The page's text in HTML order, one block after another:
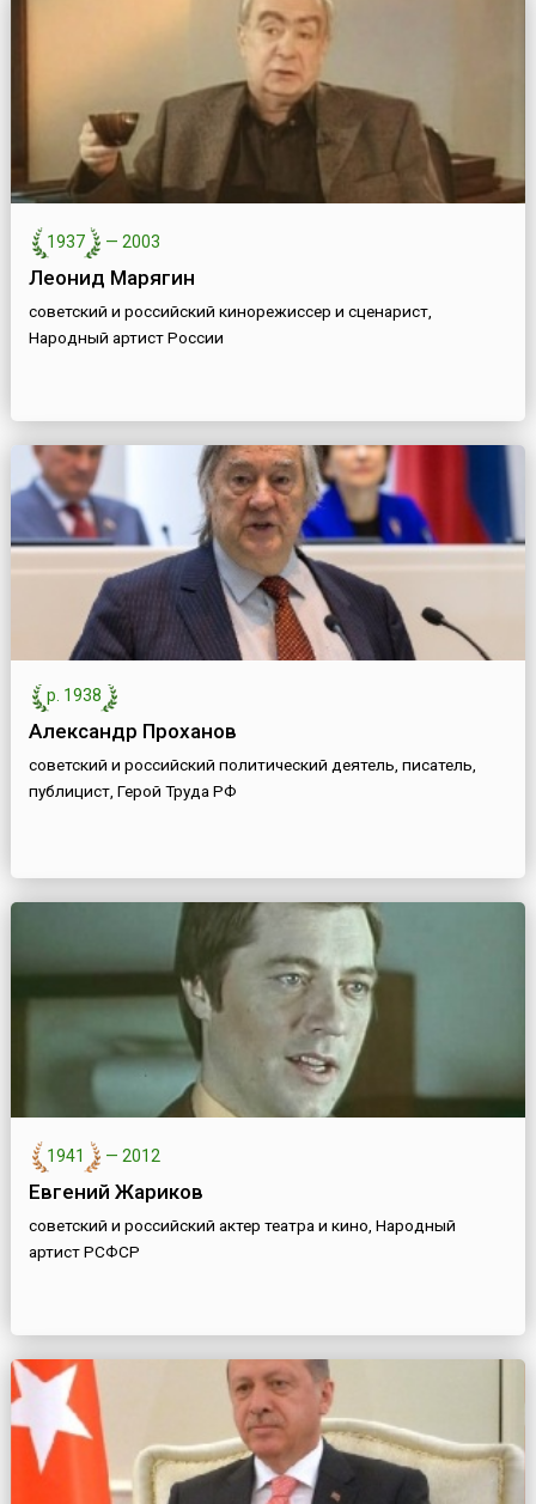
1937 — 2003
Леонид Марягин
советский и российский кинорежиссер и сценарист,
Народный артист России
р. 1938
Александр Проханов
советский и российский политический деятель, писатель,
публицист, Герой Труда РФ
1941 — 2012
Евгений Жариков
советский и российский актер театра и кино, Народный
артист РСФСР